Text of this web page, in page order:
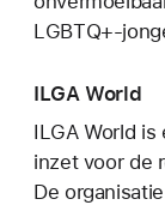
LGBTQ+-
ILGA World
ILGA World
inzet voor de
De